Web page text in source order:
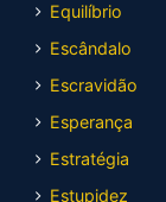
Equilíbrio
Escândalo
Escravidão
Esperança
Estratégia
Estupidez